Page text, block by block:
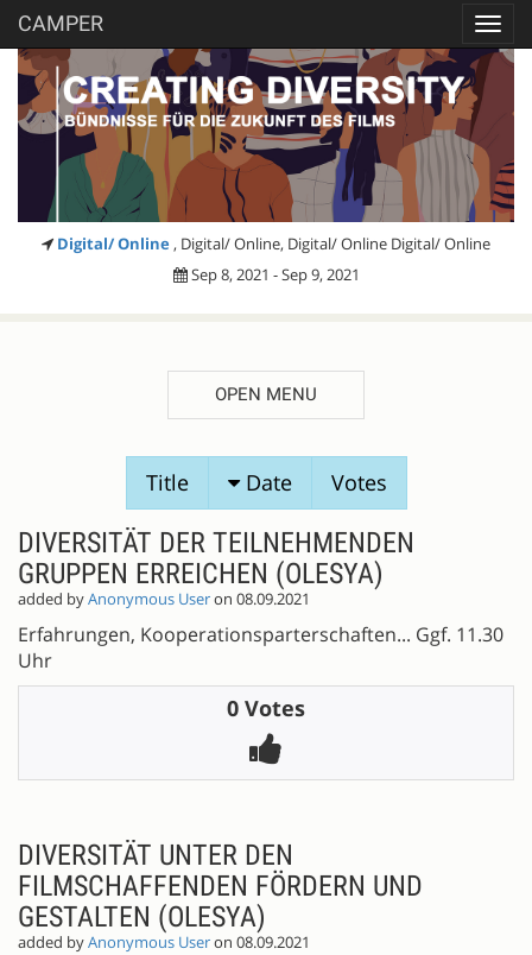
CAMPER
Digital/ Online , Digital/ Online, Digital/ Online Digital/ Online
Sep 8, 2021 - Sep 9, 2021
OPEN MENU
Title Date Votes
DIVERSITÄT DER TEILNEHMENDEN
GRUPPEN ERREICHEN (OLESYA)
added byAnonymous Useron 08.09.2021
Erfahrungen, Kooperationsparterschaften... Ggf. 11.30
Uhr
0 Votes
DIVERSITÄT UNTER DEN
FILMSCHAFFENDEN FÖRDERN UND
GESTALTEN (OLESYA)
added byAnonymous Useron 08.09.2021